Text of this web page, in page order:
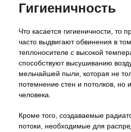
Гигиеничность
Что касается гигиеничности, то
часто выдвигают обвинения в
теплоносителе с высокой
способствуют высушиванию
мельчайшей пыли, которая не
потемнение стен и потолков, но
человека.
Кроме того, создаваемые
потоки, необходимые для